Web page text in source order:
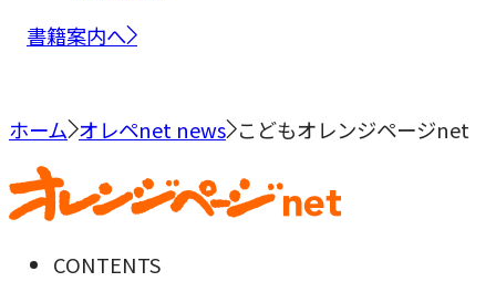
書籍案内へ
ホーム オレペnet news こどもオレンジページnet
CONTENTS